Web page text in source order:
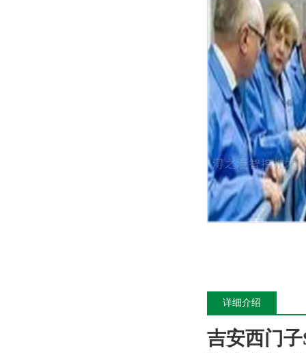
详细介绍
吉安西门